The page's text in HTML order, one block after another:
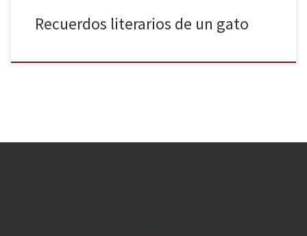
Recuerdos literarios de un gato